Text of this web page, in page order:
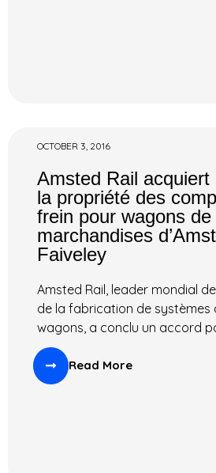
OCTOBER 3, 2016
Amsted Rail acquiert
la propriété des
frein pour wagons de
marchandises
Faiveley
Amsted Rail, leader mondial
de la fabrication de systèmes
wagons, a conclu un accord
Read More